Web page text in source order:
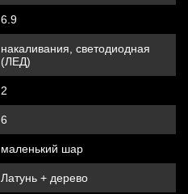
6.9
накаливания, cветодиодная
(ЛЕД)
2
6
маленький шар
Латунь + дерево